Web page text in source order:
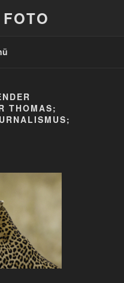
THOMAS;